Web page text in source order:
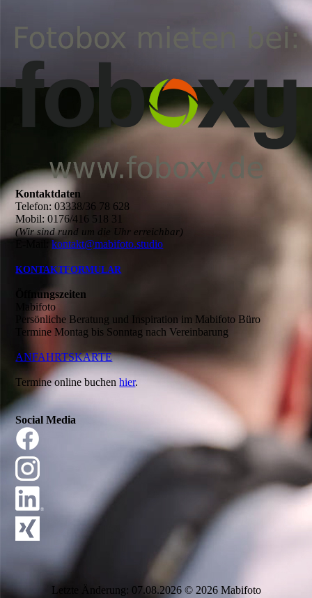
Kontaktdaten
Telefon: 03338/36 78 628
Mobil: 0176/416 518 31
(Wir sind rund um die Uhr erreichbar)
E-Mail:kontakt@mabifoto.studio
KONTAKTFORMULAR
Öffnungszeiten
Mabifoto
Persönliche Beratung und Inspiration im Mabifoto Büro
Termine Montag bis Sonntag nach Vereinbarung
ANFAHRTSKARTE
Termine online buchenhier.
Social Media
Letzte Änderung: 07.08.2026 © 2026 Mabifoto